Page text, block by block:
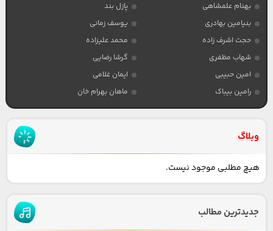
بهنام علمشاهی
پازل بند
بنیامین بهادری
یوسف زمانی
حجت اشرف زاده
محمد علیزاده
شهاب مظفری
گرشا رضایی
امین حبیبی
ایمان غلامی
رامین بیباک
ماهان بهرام خان
وبلاگ
هیچ مطلبی موجود نیست.
جدیدترین مطالب